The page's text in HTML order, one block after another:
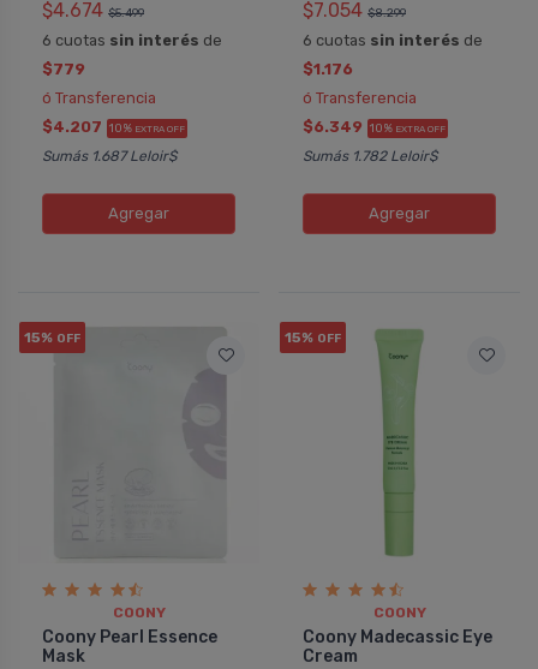
$4.674 $5.499
6 cuotas sin interés de
$779
ó Transferencia
$4.207 10% EXTRA OFF
Sumás 1.687 Leloir$
Agregar
$7.054 $8.299
6 cuotas sin interés de
$1.176
ó Transferencia
$6.349 10% EXTRA OFF
Sumás 1.782 Leloir$
Agregar
15% OFF
COONY
Coony Pearl Essence
Mask
15% OFF
COONY
Coony Madecassic Eye
Cream